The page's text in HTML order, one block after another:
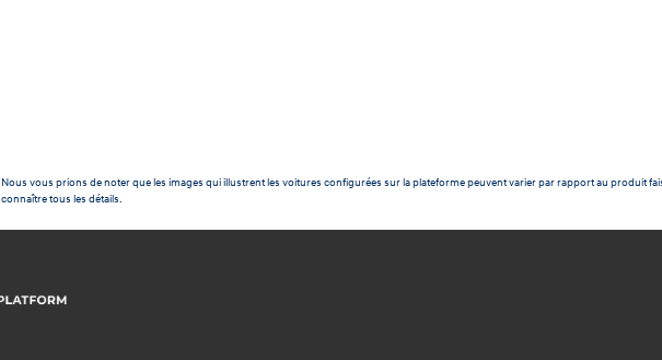
Nous vous prions de noter que les images qui illustrent les voitures configurées sur la plateforme peuvent varier par rapport au produit
connaître tous les détails.